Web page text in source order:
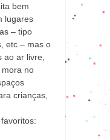
bem
lugares
– tipo
etc – mas o
ar livre,
no
crianças,